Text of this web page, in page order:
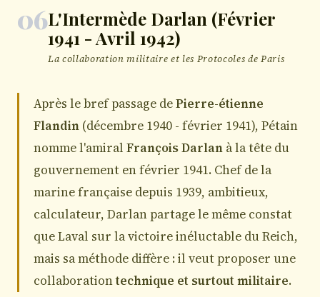
06L'Intermède Darlan (Février
1941 - Avril 1942)
La collaboration militaire et les Protocoles de Paris
Après le bref passage dePierre-étienne
Flandin (décembre 1940 - février 1941), Pétain
nomme l'amiral François Darlan à la tête du
gouvernement en février 1941. Chef de la
marine française depuis 1939, ambitieux,
calculateur, Darlan partage le même constat
que Laval sur la victoire inéluctable du Reich,
mais sa méthode diffère : il veut proposer une
collaborationtechnique et surtout militaire.